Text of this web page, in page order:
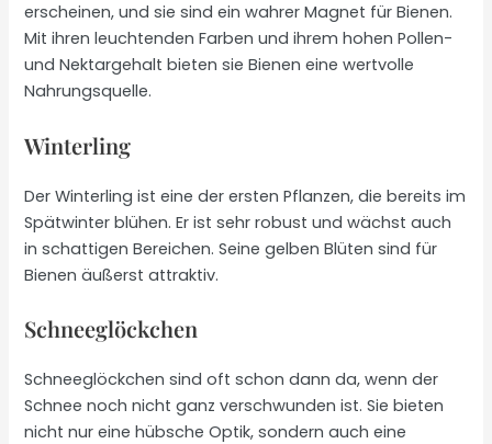
erscheinen, und sie sind ein wahrer Magnet für Bienen.
Mit ihren leuchtenden Farben und ihrem hohen Pollen-
und Nektargehalt bieten sie Bienen eine wertvolle
Nahrungsquelle.
Winterling
Der Winterling ist eine der ersten Pflanzen, die bereits im
Spätwinter blühen. Er ist sehr robust und wächst auch
in schattigen Bereichen. Seine gelben Blüten sind für
Bienen äußerst attraktiv.
Schneeglöckchen
Schneeglöckchen sind oft schon dann da, wenn der
Schnee noch nicht ganz verschwunden ist. Sie bieten
nicht nur eine hübsche Optik, sondern auch eine